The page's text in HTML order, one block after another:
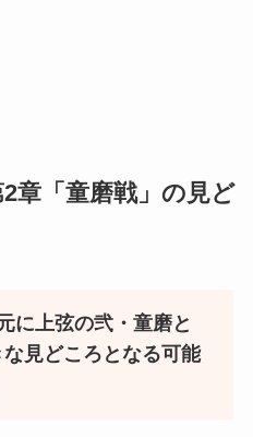
章「童磨戦」の見ど
に上弦の弐・童磨と
見どころとなる可能